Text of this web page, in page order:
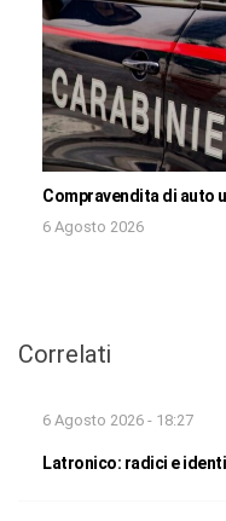
Compravendita di auto
6 Agosto 2026
Correlati
6 Agosto 2026 - 18:27
Latronico: radici e